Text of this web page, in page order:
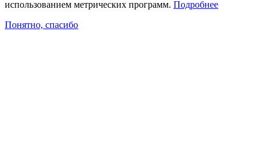
использованием метрических программ. Подробнее
Понятно, спасибо